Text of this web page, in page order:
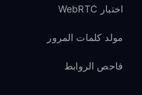
اختبار WebRTC
مولد كلمات المرور
فاحص الروابط